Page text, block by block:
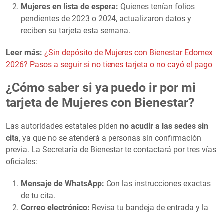
Mujeres en lista de espera: Quienes tenían folios
pendientes de 2023 o 2024, actualizaron datos y
reciben su tarjeta esta semana.
Leer más: ¿Sin depósito de Mujeres con Bienestar Edomex
2026? Pasos a seguir si no tienes tarjeta o no cayó el pago
¿Cómo saber si ya puedo ir por mi
tarjeta de Mujeres con Bienestar?
Las autoridades estatales piden no acudir a las sedes sin
cita, ya que no se atenderá a personas sin confirmación
previa. La Secretaría de Bienestar te contactará por tres vías
oficiales:
Mensaje de WhatsApp: Con las instrucciones exactas
de tu cita.
Correo electrónico: Revisa tu bandeja de entrada y la